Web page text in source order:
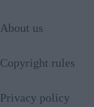
About us
Copyright rules
Privacy policy